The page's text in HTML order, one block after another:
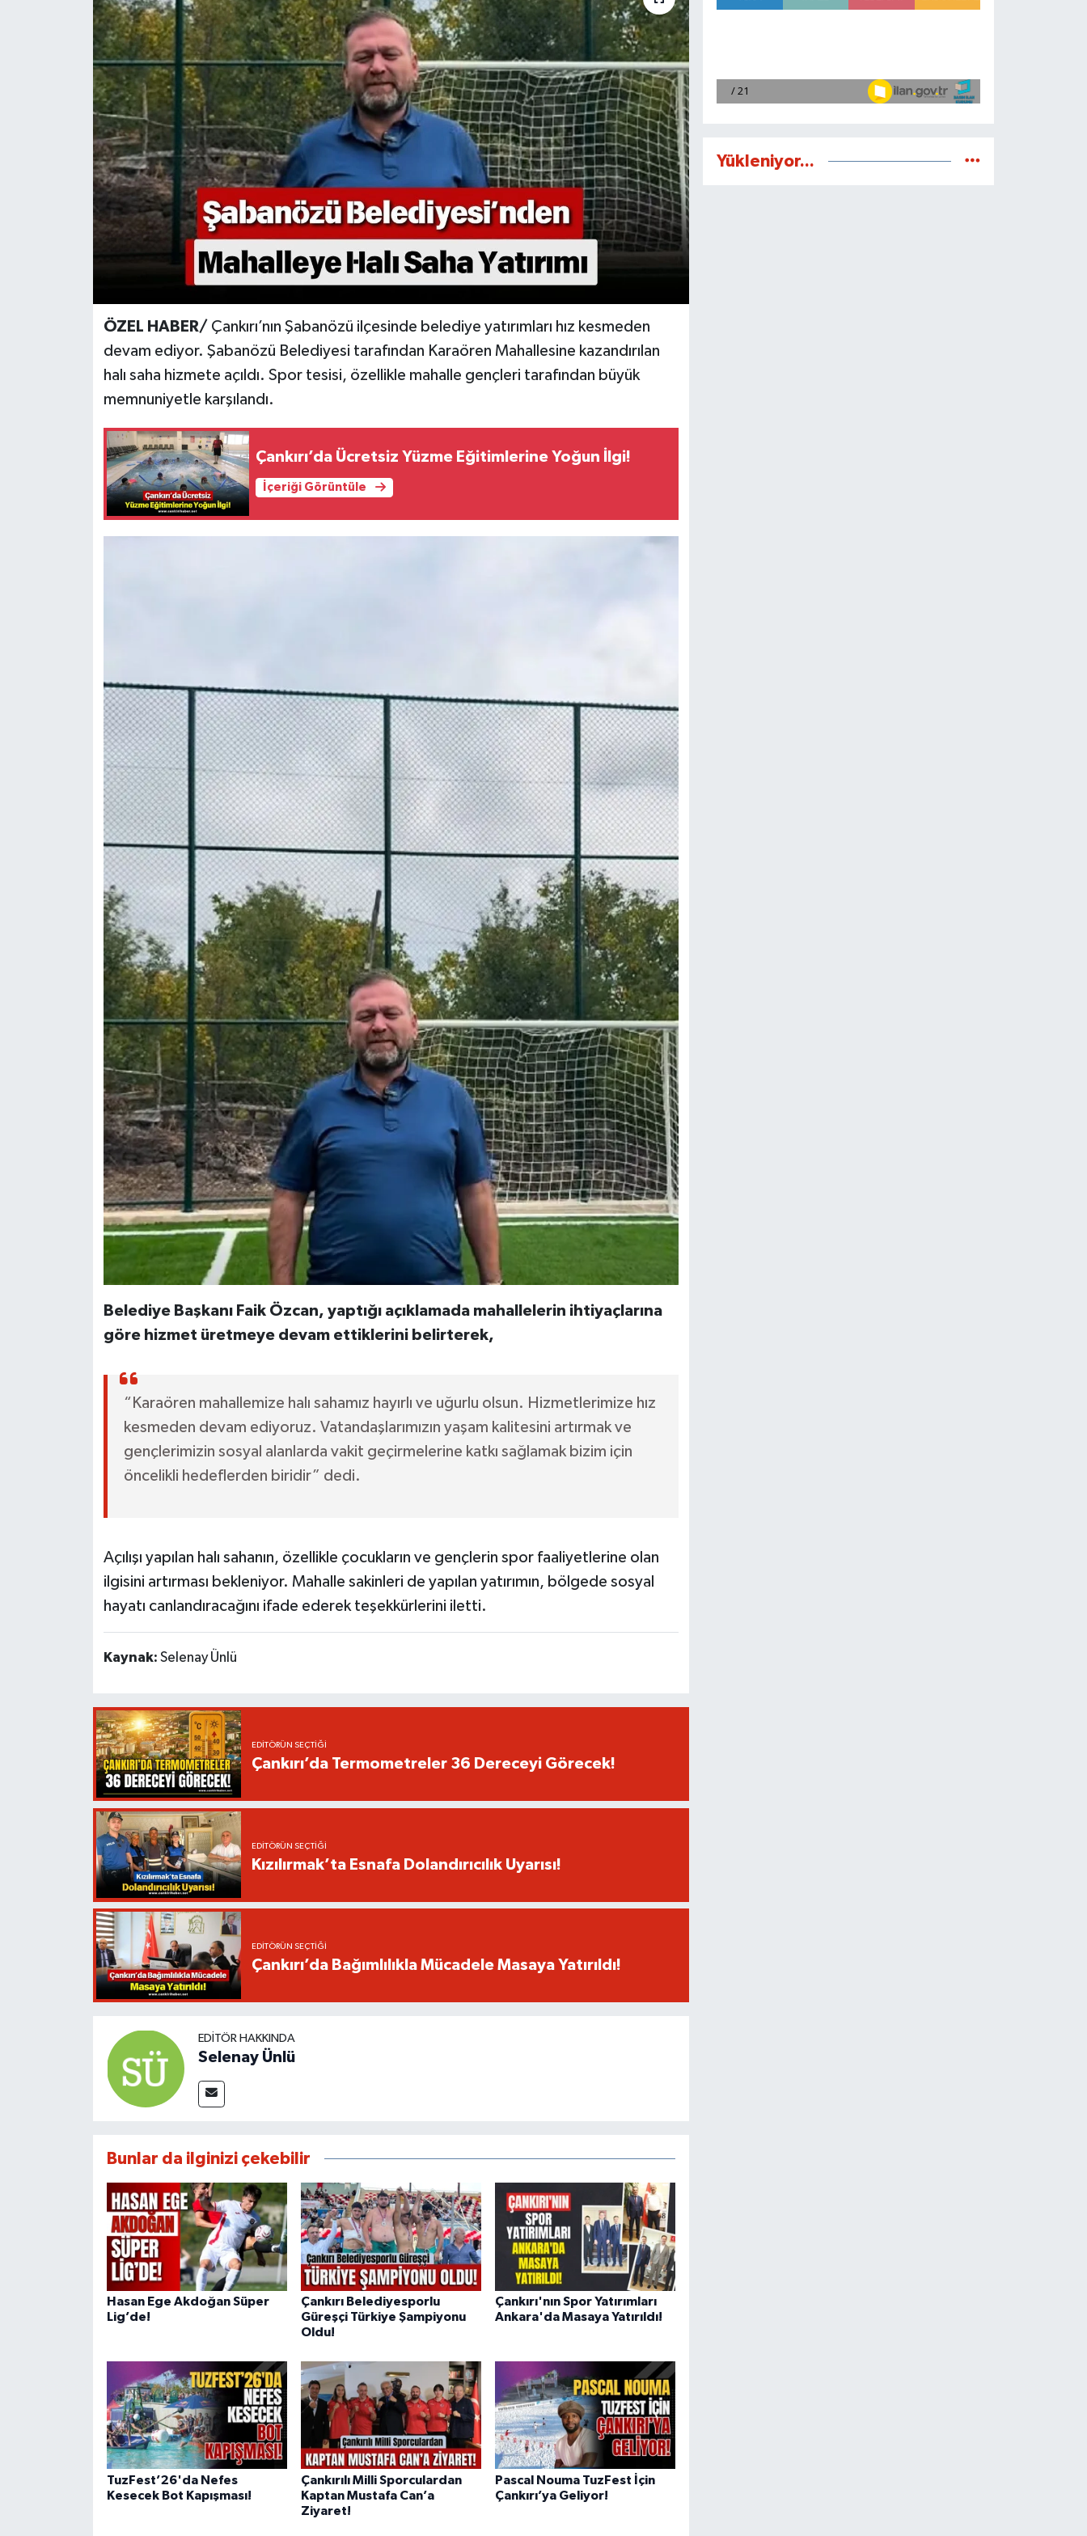
ÖZEL HABER/ Çankırı’nın Şabanözü ilçesinde belediye yatırımları hız kesmeden
devam ediyor. Şabanözü Belediyesi tarafından Karaören Mahallesine kazandırılan
halı saha hizmete açıldı. Spor tesisi, özellikle mahalle gençleri tarafından büyük
memnuniyetle karşılandı.
Çankırı’da Ücretsiz Yüzme Eğitimlerine Yoğun İlgi!
İçeriği Görüntüle
Belediye Başkanı Faik Özcan, yaptığı açıklamada mahallelerin ihtiyaçlarına
göre hizmet üretmeye devam ettiklerini belirterek,
“Karaören mahallemize halı sahamız hayırlı ve uğurlu olsun. Hizmetlerimize hız
kesmeden devam ediyoruz. Vatandaşlarımızın yaşam kalitesini artırmak ve
gençlerimizin sosyal alanlarda vakit geçirmelerine katkı sağlamak bizim için
öncelikli hedeflerden biridir” dedi.
Açılışı yapılan halı sahanın, özellikle çocukların ve gençlerin spor faaliyetlerine olan
ilgisini artırması bekleniyor. Mahalle sakinleri de yapılan yatırımın, bölgede sosyal
hayatı canlandıracağını ifade ederek teşekkürlerini iletti.
Kaynak: Selenay Ünlü
EDITÖRÜN SEÇTIĞI
Çankırı’da Termometreler 36 Dereceyi Görecek!
EDITÖRÜN SEÇTIĞI
Kızılırmak’ta Esnafa Dolandırıcılık Uyarısı!
EDITÖRÜN SEÇTIĞI
Çankırı’da Bağımlılıkla Mücadele Masaya Yatırıldı!
EDITÖR HAKKINDA
Selenay Ünlü
Bunlar da ilginizi çekebilir
Hasan Ege Akdoğan Süper
Lig’de!
Çankırı Belediyesporlu
Güreşçi Türkiye Şampiyonu
Oldu!
Çankırı'nın Spor Yatırımları
Ankara'da Masaya Yatırıldı!
TuzFest’26'da Nefes
Kesecek Bot Kapışması!
Çankırılı Milli Sporculardan
Kaptan Mustafa Can’a
Ziyaret!
Pascal Nouma TuzFest İçin
Çankırı’ya Geliyor!
Yükleniyor...
KÜLTÜR SANAT
MAGAZİN
SAĞLIK
SİYASET
TEKNOLOJİ